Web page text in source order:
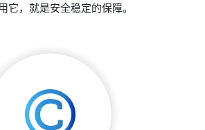
它，就是安全稳定的保障。